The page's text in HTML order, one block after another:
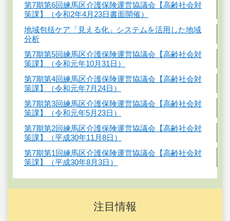
第7期第6回練馬区介護保険運営協議会【高齢社会対
策課】（令和2年4月23日書面開催）
地域包括ケア「見える化」システムを活用した地域
分析
第7期第5回練馬区介護保険運営協議会【高齢社会対
策課】（令和元年10月31日）
第7期第4回練馬区介護保険運営協議会【高齢社会対
策課】（令和元年7月24日）
第7期第3回練馬区介護保険運営協議会【高齢社会対
策課】（令和元年5月23日）
第7期第2回練馬区介護保険運営協議会【高齢社会対
策課】（平成30年11月8日）
第7期第1回練馬区介護保険運営協議会【高齢社会対
策課】（平成30年8月3日）
注目情報